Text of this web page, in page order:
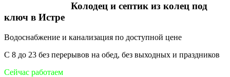
Колодец и септик из колец под
ключ в Истре
Водоснабжение и канализация по доступной цене
С 8 до 23 без перерывов на обед, без выходных и праздников
Сейчас работаем